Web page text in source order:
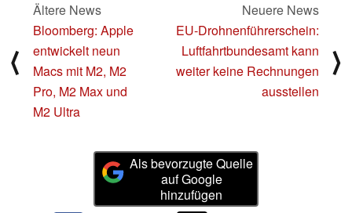
⟨
Ältere News
Bloomberg: Apple
entwickelt neun
Macs mit M2, M2
Pro, M2 Max und
M2 Ultra
Neuere News
EU-Drohnenführerschein:
Luftfahrtbundesamt kann
weiter keine Rechnungen
ausstellen
⟩
Als bevorzugte Quelle
auf Google
hinzufügen